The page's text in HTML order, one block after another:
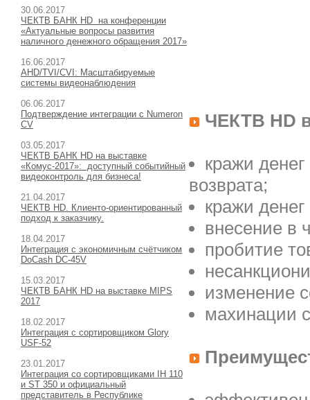
30 .06.2017
ЧЕКТВ БАНК HD на конференции
«Актуальные вопросы развития
наличного денежного обращения 2017»
16 .06.2017
AHD/TVI/CVI: Масштабируемые
системы видеонаблюдения
06 .06.2017
Подтверждение интеграции с Numeron
CV
03 .05.2017
ЧЕКТВ БАНК HD на выставке
«Комус-2017»: доступный событийный
видеоконтроль для бизнеса!
21 .04.2017
ЧЕКТВ HD. Клиенто-ориентированный
подход к заказчику.
18 .04.2017
Интеграция с экономичным счётчиком
DoCash DC-45V
15 .03.2017
ЧЕКТВ БАНК HD на выставке MIPS
2017
18 .02.2017
Интеграция с сортировщиком Glory
USF-52
23 .01.2017
Интеграция со сортировщиками IH 110
и ST 350 и официальный
представитель в Республике
ЧЕКТВ HD
кражи
возврата;
кражи
внесение в
пробитие
изменение
махинации